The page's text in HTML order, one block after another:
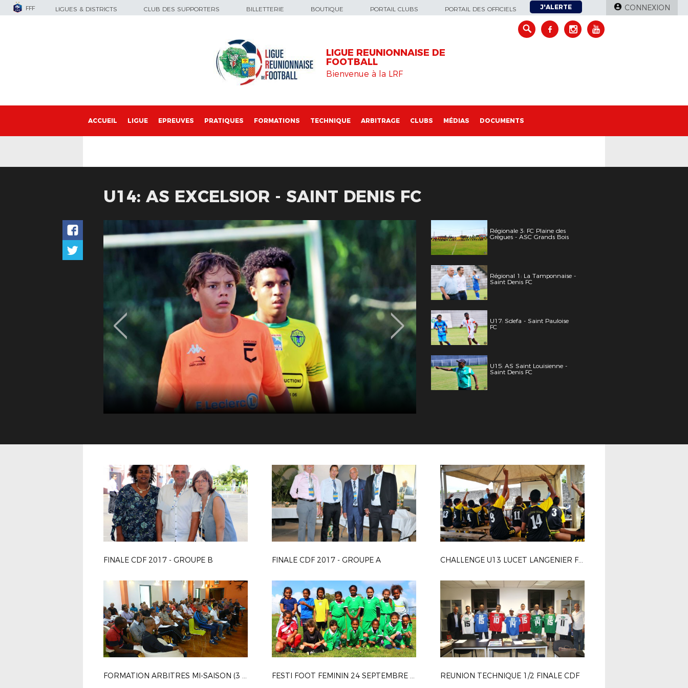
FFF LIGUES & DISTRICTS CLUB DES SUPPORTERS BILLETTERIE BOUTIQUE PORTAIL CLUBS PORTAIL DES OFFICIELS J'ALERTE CONNEXION
LIGUE REUNIONNAISE DE
FOOTBALL
Bienvenue à la LRF
ACCUEIL LIGUE EPREUVES PRATIQUES FORMATIONS TECHNIQUE ARBITRAGE CLUBS MÉDIAS DOCUMENTS
U14: AS EXCELSIOR - SAINT DENIS FC
Régionale 3: FC Plaine des
Grègues - ASC Grands Bois
Régional 1: La Tamponnaise -
Saint Denis FC
U17: Sdefa - Saint Pauloise
FC
U15: AS Saint Louisienne -
Saint Denis FC
FINALE CDF 2017 - GROUPE B FINALE CDF 2017 - GROUPE A CHALLENGE U13 LUCET LANGENIER FCBSS
FORMATION ARBITRES MI-SAISON (3 ET 5 OCTOBRE 2017) FESTI FOOT FEMININ 24 SEPTEMBRE 2017 REUNION TECHNIQUE 1/2 FINALE CDF